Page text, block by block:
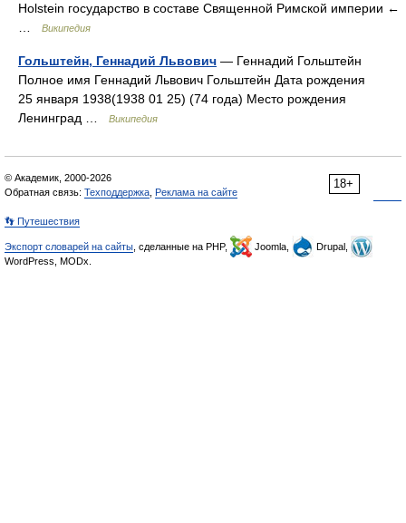
Holstein государство в составе Священной Римской империи ←
Википедия
Гольштейн, Геннадий Львович — Геннадий Гольштейн
Полное имя Геннадий Львович Гольштейн Дата рождения
25 января 1938(1938 01 25) (74 года) Место рождения
Ленинград …
Википедия
18+
© Академик, 2000-2026
Обратная связь: Техподдержка Реклама на сайте
👣 Путешествия
Экспорт словарей на сайты , сделанные на PHP, Joomla,
Drupal,
WordPress, MODx.